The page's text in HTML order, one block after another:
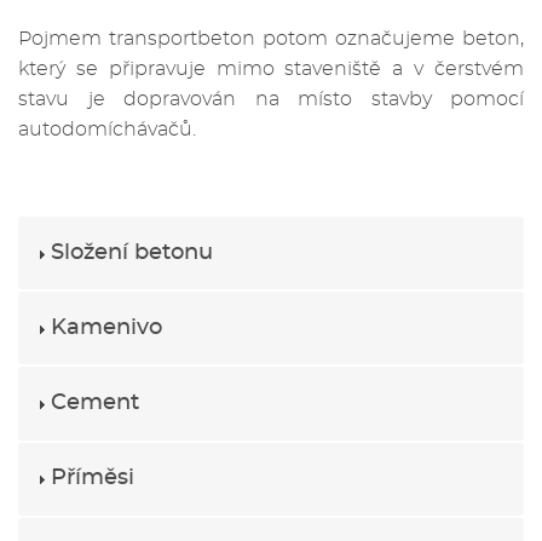
Pojmem transportbeton potom označujeme beton,
který se připravuje mimo staveniště a v čerstvém
stavu je dopravován na místo stavby pomocí
autodomíchávačů.
Složení betonu
Kamenivo
Cement
Příměsi